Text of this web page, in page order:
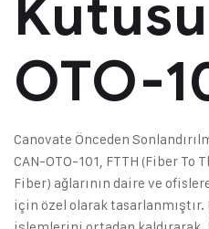
OTO-
Canovate Önceden
CAN-OTO-101, FTTH (Fiber To
Fiber) ağlarının daire ve
için özel olarak